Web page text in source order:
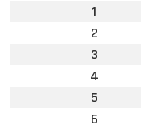
1
2
3
4
5
6